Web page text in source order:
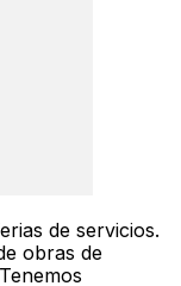
de servicios.
obras de